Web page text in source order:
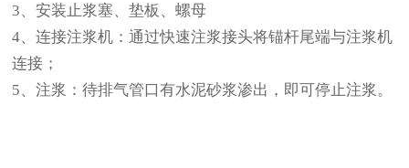
3、安装止浆塞、垫板、螺母
4、连接注浆机：通过快速注浆接头将锚杆尾端与注浆机
连接；
5、注浆：待排气管口有水泥砂浆渗出，即可停止注浆。